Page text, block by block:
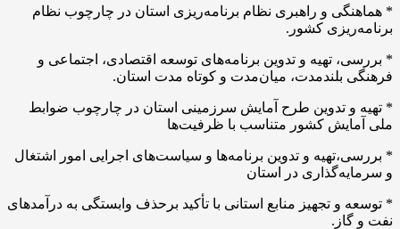
و راهبری نظام برنامه‌ریزی استان در چارچوب نظام
کشور.
تهیه و تدوین برنامه‌های توسعه اقتصادی، اجتماعی و
بلندمدت، میان‌مدت و کوتاه مدت استان.
تدوین طرح آمایش سرزمینی استان در چارچوب ضوابط
کشور متناسب با ظرفیت‌ها
و تدوین برنامه‌ها و سیاست‌های اجرایی امور اشتغال
در استان
و تجهیز منابع استانی با تأکید برحذف وابستگی به درآمدهای